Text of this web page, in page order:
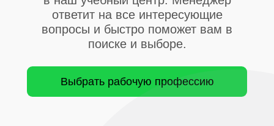
ответит на все интересующие
вопросы и быстро поможет вам в
поиске и выборе.
Выбрать рабочую профессию